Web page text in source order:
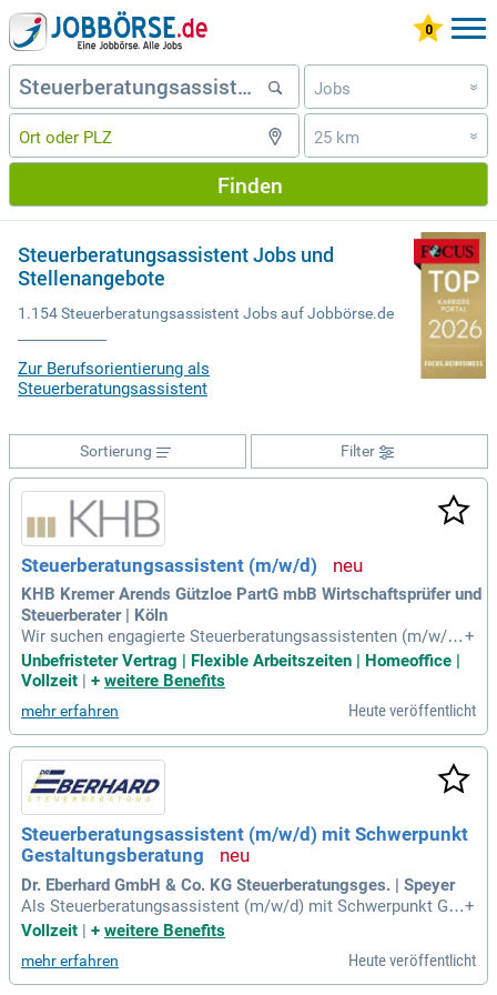
Jobs »
25 km »
Finden
Steuerberatungsassistent Jobs und
Stellenangebote
1.154 Steuerberatungsassistent Jobs auf Jobbörse.de
Zur Berufsorientierung als
Steuerberatungsassistent
Filter
Sortierung
Steuerberatungsassistent (m/w/d)
KHB Kremer Arends Gützloe PartG mbB Wirtschaftsprüfer und
Steuerberater | Köln
Wir suchen engagierte Steuerberatungsassistenten (m/w/d)
zur Verstärkung unseres Teams. Ihre Hauptaufgaben umfas
sen die Erstellung von Jahresabschlüssen und Steuererklär
d Privatpersonen. Als erster Ansprechpartner für unsere Ma
ndanten fungieren Sie bei sämtlichen fachlichen und organi
satorischen Fragen. Sie sind ein Teamplayer mit einer Leide
nschaft für betriebswirtschaftliche Lösungen und verfügen ü
ber einen Hochschulabschluss oder eine vergleichbare Qual
ifikation. Ihre Erfahrungen in Bilanzierungs- und Bewertungsf
ragen sowie Ihre IT-Affinität sind von großer Bedeutung. Bew
erben Sie sich jetzt und gestalten Sie Ihre Karriere in einem
dynamischen Umfeld!
+
Unbefristeter Vertrag | Flexible Arbeitszeiten | Homeoffice |
Vollzeit
+ weitere Benefits
mehr erfahren Heute veröffentlicht
Steuerberatungsassistent (m/w/d) mit Schwerpunkt
Gestaltungsberatung
Dr. Eberhard GmbH & Co. KG Steuerberatungsges. | Speyer
Als Steuerberatungsassistent (m/w/d) mit Schwerpunkt Ge
staltungsberatung erwartet Sie eine herausfordernde und vie
Nachfolgeprojekte, um Unternehmen für zukünftige Generati
onen optimal zu positionieren. Zudem minimieren Sie steue
+
Vollzeit | + weitere Benefits
mehr erfahren Heute veröffentlicht